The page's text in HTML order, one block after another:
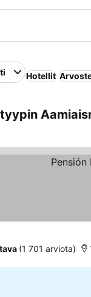
Hotellit
(1 701 arviota)